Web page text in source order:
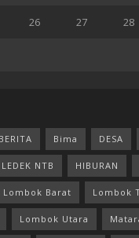
26 27 28
BERITA Bima DESA
NTB HIBURAN
Lombok Barat Lombok
Lombok Utara